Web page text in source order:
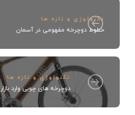
تکنولوژی و تازه ها
خطوط دوچرخه مفهومی در آسمان
تکنولوژی و تازه ها
دوچرخه های چوبی وارد